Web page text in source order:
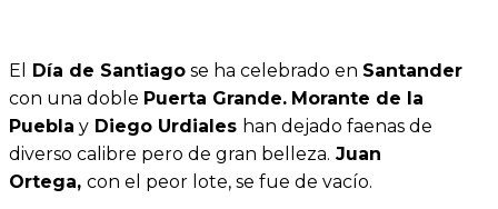
El Día de Santiago se ha celebrado en Santander
con una doble Puerta Grande. Morante de la
Puebla y Diego Urdiales han dejado faenas de
diverso calibre pero de gran belleza. Juan
Ortega, con el peor lote, se fue de vacío.